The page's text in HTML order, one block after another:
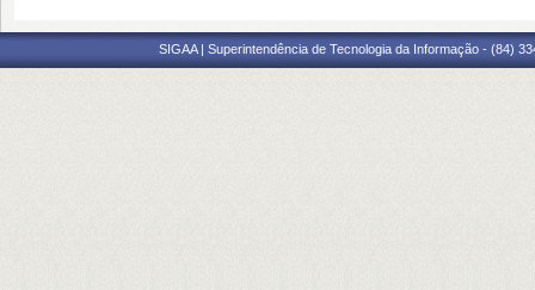
SIGAA | Superintendência de Tecnologia da Informação - (84)